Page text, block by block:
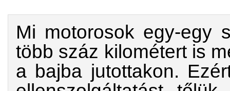
Mi motorosok egy-egy
több száz kilométert is
a bajba jutottakon.